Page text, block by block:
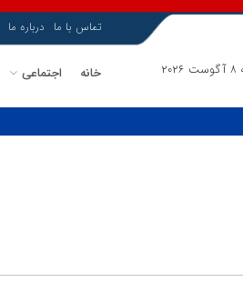
تماس با ما درباره ما
خانه اجتماعی